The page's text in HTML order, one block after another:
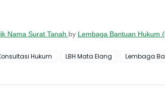
Nama Surat Tanah by Lembaga Bantuan Hukum
Hukum LBH Mata Elang Lembaga